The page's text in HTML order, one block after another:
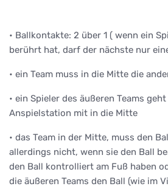
• Ballkontakte: 2 über 1 ( wenn ein
berührt hat, darf der nächste nur
• ein Team muss in die Mitte die
• ein Spieler des äußeren Teams
Anspielstation mit in die Mitte
• das Team in der Mitte, muss den
allerdings nicht, wenn sie den Ball
den Ball kontrolliert am Fuß haben
die äußeren Teams den Ball (wie im